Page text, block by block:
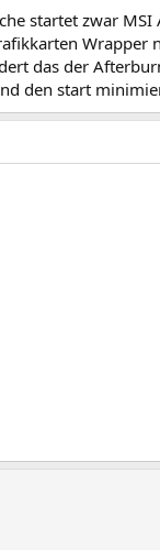
startet zwar
Wrapper
das der
den start